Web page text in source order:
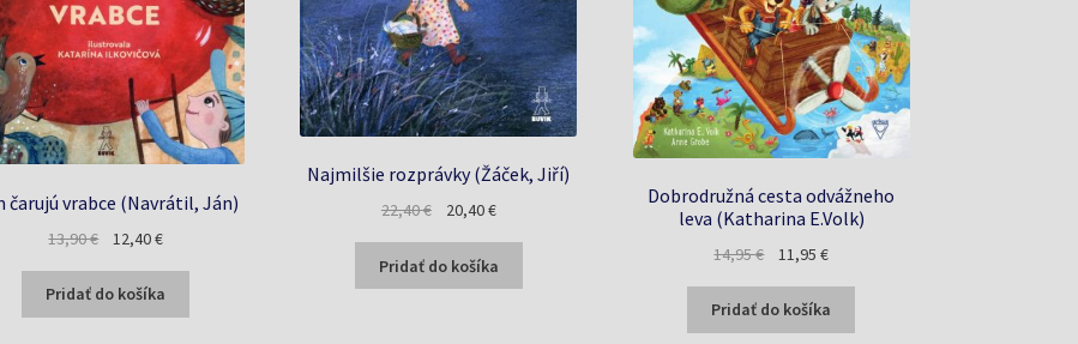
čarujú vrabce (Navrátil, Ján)
13,90€
Pôvodná
bola:
13,90 €.
12,40€Aktuálna
je:
12,40 €.
Pridať do košíka
Najmilšie rozprávky (Žáček, Jiří)
22,40€
Pôvodná
bola:
22,40 €.
20,40€Aktuálna
je:
20,40 €.
Pridať do košíka
Dobrodružná cesta odvážneho
leva (Katharina E.Volk)
14,95€
Pôvodná
bola:
14,95 €.
11,95€Aktuálna
je:
11,95 €.
Pridať do košíka